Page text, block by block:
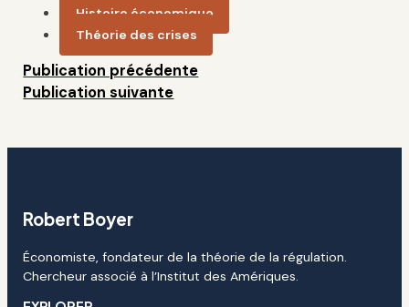
Histoire économique
Théorie des crises
Publication précédente
Publication suivante
Robert Boyer
Économiste, fondateur de la théorie de la régulation.
Chercheur associé à l’Institut des Amériques.